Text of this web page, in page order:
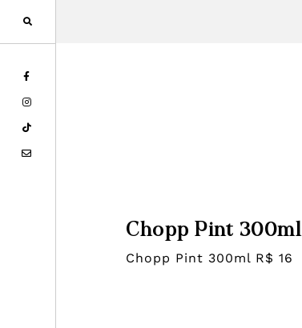
Chopp Pint 300ml
Chopp Pint 300ml R$ 16